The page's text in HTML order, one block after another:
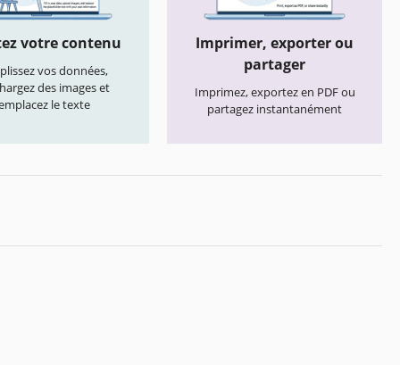
votre contenu
vos données,
des images et
le texte
Imprimer, exporter ou
partager
Imprimez, exportez en PDF ou
partagez instantanément